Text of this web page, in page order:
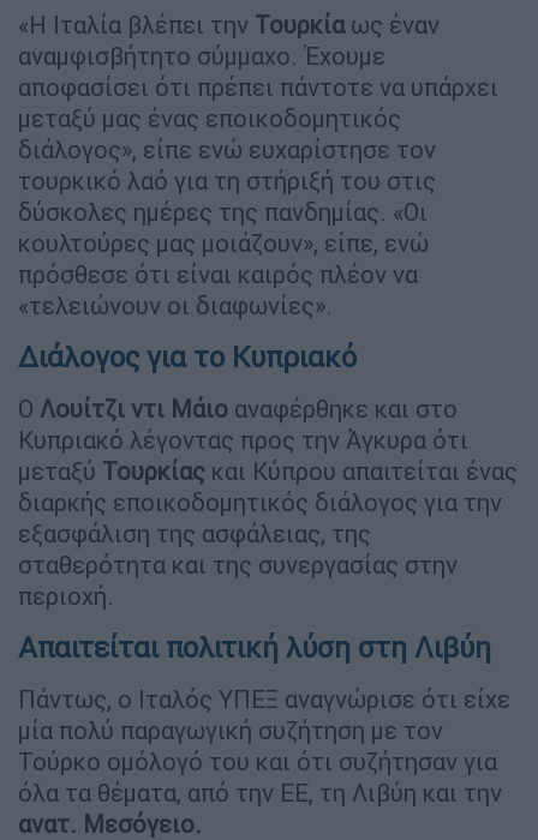
«Η Ιταλία βλέπει την Τουρκία ως έναν
αναμφισβήτητο σύμμαχο. Έχουμε
αποφασίσει ότι πρέπει πάντοτε να υπάρχει
μεταξύ μας ένας εποικοδομητικός
διάλογος», είπε ενώ ευχαρίστησε τον
τουρκικό λαό για τη στήριξή του στις
δύσκολες ημέρες της πανδημίας. «Οι
κουλτούρες μας μοιάζουν», είπε, ενώ
πρόσθεσε ότι είναι καιρός πλέον να
«τελειώνουν οι διαφωνίες».
Διάλογος για το Κυπριακό
Ο Λουίτζι ντι Μάιο αναφέρθηκε και στο
Κυπριακό λέγοντας προς την Άγκυρα ότι
μεταξύ Τουρκίας και Κύπρου απαιτείται ένας
διαρκής εποικοδομητικός διάλογος για την
εξασφάλιση της ασφάλειας, της
σταθερότητα και της συνεργασίας στην
περιοχή.
Απαιτείται πολιτική λύση στη Λιβύη
Πάντως, ο Ιταλός ΥΠΕΞ αναγνώρισε ότι είχε
μία πολύ παραγωγική συζήτηση με τον
Τούρκο ομόλογό του και ότι συζήτησαν για
όλα τα θέματα, από την ΕΕ, τη Λιβύη και την
ανατ. Μεσόγειο.